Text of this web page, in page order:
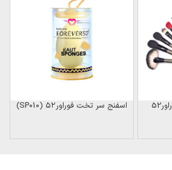
ست براش 25 عددی فوراور52
اسفنج سر تخت فوراور۵۲ (SP010)